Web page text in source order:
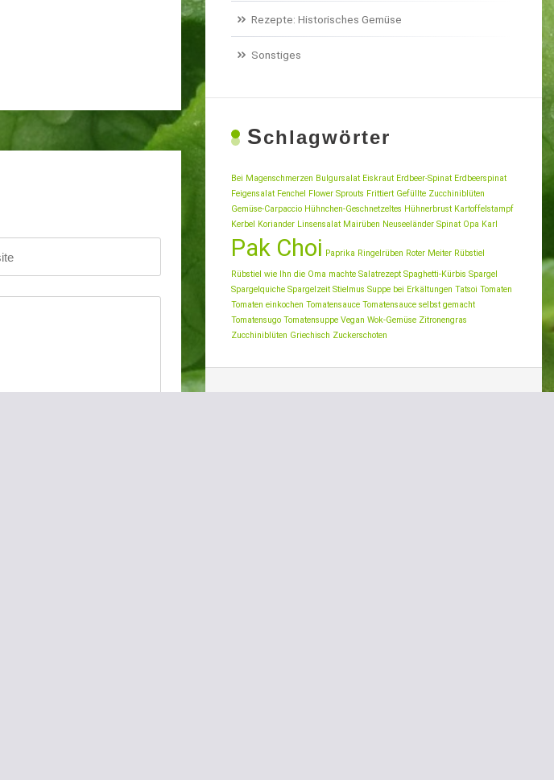
Rezepte: Historisches Gemüse
Sonstiges
Schlagwörter
Bei Magenschmerzen Bulgursalat Eiskraut Erdbeer-Spinat Erdbeerspinat
Feigensalat Fenchel Flower Sprouts Frittiert Gefüllte Zucchiniblüten
Gemüse-Carpaccio Hühnchen-Geschnetzeltes Hühnerbrust Kartoffelstampf
Kerbel
Koriander Linsensalat Mairüben Neuseeländer Spinat Opa Karl
Pak Choi Paprika Ringelrüben Roter Meiter Rübstiel
Rübstiel wie Ihn die Oma machte Salatrezept Spaghetti-Kürbis Spargel
Spargelquiche Spargelzeit Stielmus Suppe bei Erkältungen Tatsoi Tomaten
Tomaten einkochen Tomatensauce Tomatensauce selbst gemacht
Tomatensugo Tomatensuppe Vegan Wok-Gemüse Zitronengras
Zucchiniblüten Griechisch Zuckerschoten